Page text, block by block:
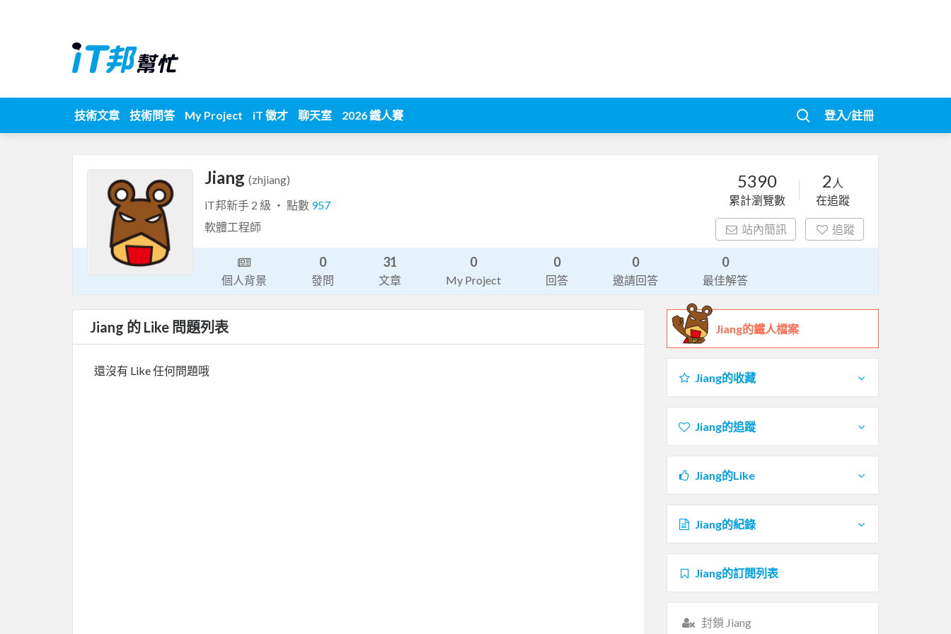
技術文章 技術問答 My Project iT 徵才 聊天室 2026 鐵人賽 登入/註冊
Jiang (zhjiang)
iT邦新手 2 級 ‧ 點數 957
軟體工程師
5390
累計瀏覽數
2 人
在追蹤
站內簡訊 追蹤
個人背景
0
發問
31
文章
0
My Project
0
回答
0
邀請回答
0
最佳解答
Jiang 的 Like 問題列表
還沒有 Like 任何問題哦
Jiang的鐵人檔案
Jiang的收藏
Jiang的追蹤
Jiang的Like
Jiang的紀錄
Jiang的訂閱列表
封鎖 Jiang